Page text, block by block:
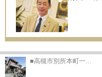
■高槻市別所本町一...